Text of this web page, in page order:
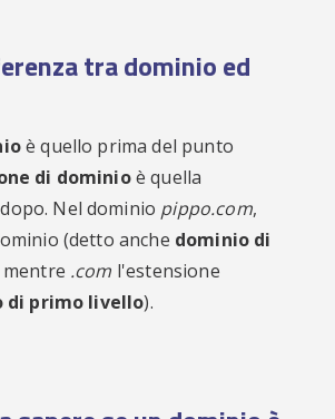
tra dominio ed
è quello prima del punto
di dominioè quella
Nel dominio pippo.com,
(detto anche dominio di
mentre .com l'estensione
di primo livello).